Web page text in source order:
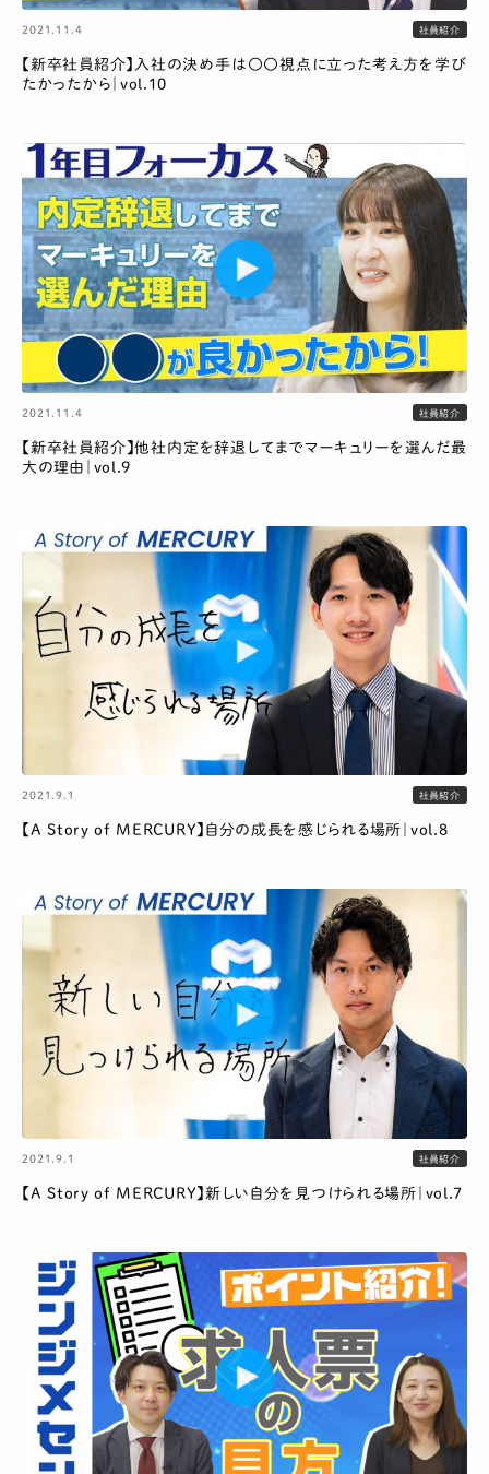
2021.11.4 社員紹介
【新卒社員紹介】入社の決め手は〇〇視点に立った考え方を学び
たかったから｜vol.10
2021.11.4 社員紹介
【新卒社員紹介】他社内定を辞退してまでマーキュリーを選んだ最
大の理由｜vol.9
2021.9.1 社員紹介
【A Story of MERCURY】自分の成長を感じられる場所｜vol.8
2021.9.1 社員紹介
【A Story of MERCURY】新しい自分を見つけられる場所｜vol.7